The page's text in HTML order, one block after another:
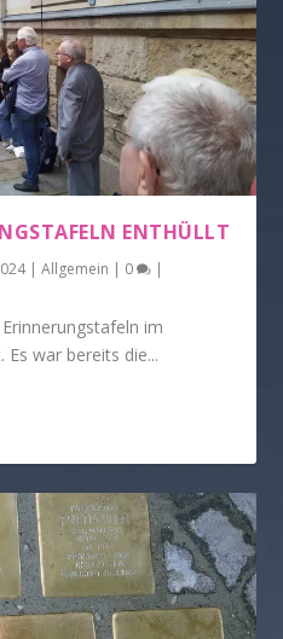
ENTHÜLLT
|Allgemein | 0 |
im
war bereits die...